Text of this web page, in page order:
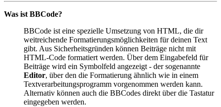
Was ist BBCode?
BBCode ist eine spezielle Umsetzung von HTML, die dir
weitreichende Formatierungsmöglichkeiten für deinen Text
gibt. Aus Sicherheitsgründen können Beiträge nicht mit
HTML-Code formatiert werden. Über dem Eingabefeld für
Beiträge wird ein Symbolfeld angezeigt - der sogenannte
Editor, über den die Formatierung ähnlich wie in einem
Textverarbeitungsprogramm vorgenommen werden kann.
Alternativ können auch die BBCodes direkt über die Tastatur
eingegeben werden.